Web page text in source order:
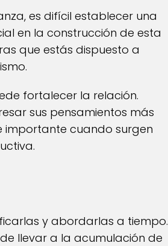
es difícil establecer una
en la construcción de esta
que estás dispuesto a
fortalecer la relación.
sus pensamientos más
importante cuando surgen
y abordarlas a tiempo.
llevar a la acumulación de